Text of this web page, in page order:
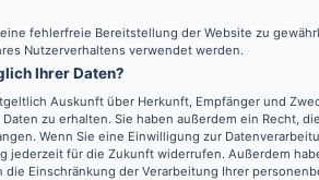
fehlerfreie Bereitstellung der Website zu
Nutzerverhaltens verwendet werden.
Ihrer Daten?
Auskunft über Herkunft, Empfänger und
zu erhalten. Sie haben außerdem ein Recht,
Wenn Sie eine Einwilligung zur
jederzeit für die Zukunft widerrufen. Außerdem
Einschränkung der Verarbeitung Ihrer